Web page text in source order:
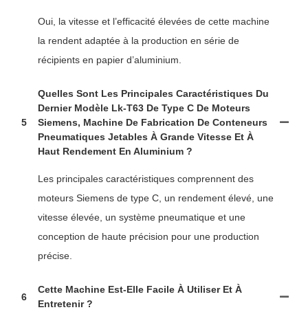
Oui, la vitesse et l’efficacité élevées de cette machine
la rendent adaptée à la production en série de
récipients en papier d’aluminium.
5
Quelles Sont Les Principales Caractéristiques Du
Dernier Modèle Lk-T63 De Type C De Moteurs
Siemens, Machine De Fabrication De Conteneurs
Pneumatiques Jetables À Grande Vitesse Et À
Haut Rendement En Aluminium ?
Les principales caractéristiques comprennent des
moteurs Siemens de type C, un rendement élevé, une
vitesse élevée, un système pneumatique et une
conception de haute précision pour une production
précise.
6
Cette Machine Est-Elle Facile À Utiliser Et À
Entretenir ?